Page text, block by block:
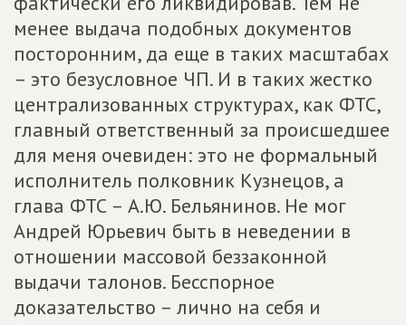
менее выдача подобных документов
посторонним, да еще в таких масштабах
– это безусловное ЧП. И в таких жестко
централизованных структурах, как ФТС,
главный ответственный за происшедшее
для меня очевиден: это не формальный
исполнитель полковник Кузнецов, а
глава ФТС – А.Ю. Бельянинов. Не мог
Андрей Юрьевич быть в неведении в
отношении массовой беззаконной
выдачи талонов. Бесспорное
доказательство – лично на себя и